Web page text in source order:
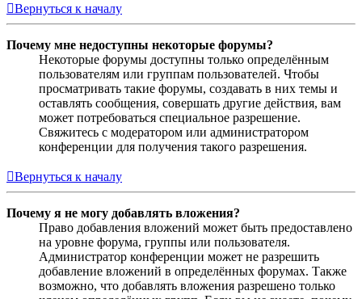
Вернуться к началу
Почему мне недоступны некоторые форумы?
Некоторые форумы доступны только определённым
пользователям или группам пользователей. Чтобы
просматривать такие форумы, создавать в них темы и
оставлять сообщения, совершать другие действия, вам
может потребоваться специальное разрешение.
Свяжитесь с модератором или администратором
конференции для получения такого разрешения.
Вернуться к началу
Почему я не могу добавлять вложения?
Право добавления вложений может быть предоставлено
на уровне форума, группы или пользователя.
Администратор конференции может не разрешить
добавление вложений в определённых форумах. Также
возможно, что добавлять вложения разрешено только